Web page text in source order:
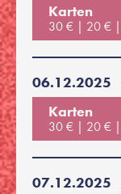
Karten
30 € 20 €
06.12.2025
Karten
30 € 20 €
07.12.2025